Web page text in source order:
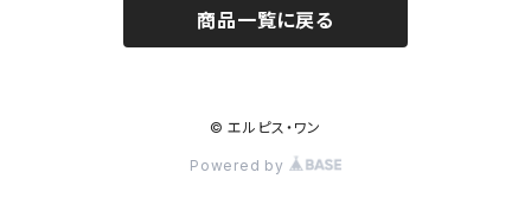
商品一覧に戻る
© エルピス・ワン
Powered by